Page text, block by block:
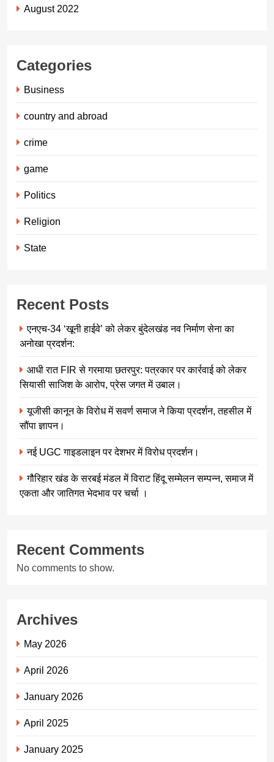
August 2022
Categories
Business
country and abroad
crime
game
Politics
Religion
State
Recent Posts
एनएच-34 ‘खूनी हाईवे’ को लेकर बुंदेलखंड नव निर्माण सेना का
अनोखा प्रदर्शन:
आधी रात FIR से गरमाया छतरपुर: पत्रकार पर कार्रवाई को लेकर
सियासी साजिश के आरोप, प्रेस जगत में उबाल।
यूजीसी कानून के विरोध में सवर्ण समाज ने किया प्रदर्शन, तहसील में
सौंपा ज्ञापन।
नई UGC गाइडलाइन पर देशभर में विरोध प्रदर्शन।
गौरिहार खंड के सरबई मंडल में विराट हिंदू सम्मेलन सम्पन्न, समाज में
एकता और जातिगत भेदभाव पर चर्चा ।
Recent Comments
No comments to show.
Archives
May 2026
April 2026
January 2026
April 2025
January 2025